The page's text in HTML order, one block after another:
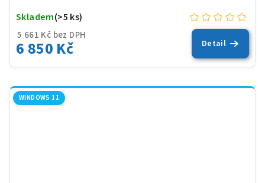
5 661 Kč bez DPH
6 850 Kč
Skladem(>5 ks)
Detail
WINDOWS 11